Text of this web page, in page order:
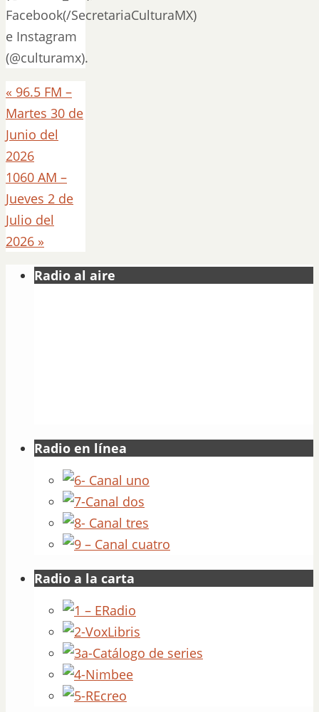
Facebook(/SecretariaCulturaMX)
e Instagram
(@culturamx).
« 96.5 FM –
Martes 30 de
Junio del
2026
1060 AM –
Jueves 2 de
Julio del
2026 »
Radio al aire
Radio en línea
Radio a la carta